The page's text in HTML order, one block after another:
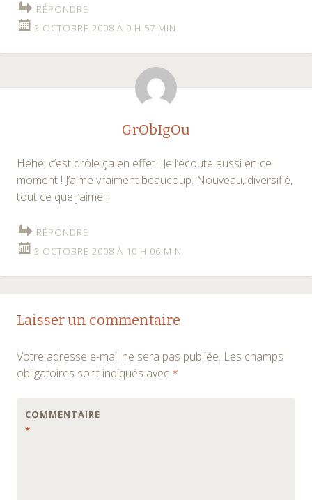
RÉPONDRE
3 OCTOBRE 2008 À 9 H 57 MIN
GrObIgOu
Héhé, c’est drôle ça en effet ! Je l’écoute aussi en ce
moment ! J’aime vraiment beaucoup. Nouveau, diversifié,
tout ce que j’aime !
RÉPONDRE
3 OCTOBRE 2008 À 10 H 06 MIN
Laisser un commentaire
Votre adresse e-mail ne sera pas publiée. Les champs
obligatoires sont indiqués avec *
COMMENTAIRE
*